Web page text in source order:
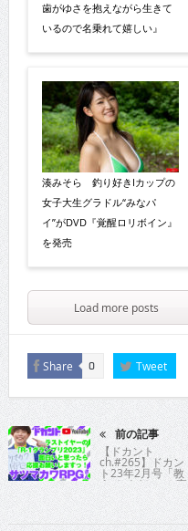
歯がゆさを抱えながら生きて
いるので名乗れて嬉しい』
湊みそら 釣り好きIカップの
女子大生グラドル“みなパ
イ”がDVD『覚醒ロリボイン』
を発売
Load more posts
Share 0 Tweet
前の記事
【ドカント
ch.#265】ドカン
ト23年2月号「教
えてパイセン！直
撃インタビュ
ー!!」サツマカワ
RPGさんの動画第
3弾！【サツマカ